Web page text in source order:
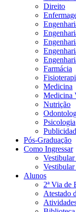
Direito
Farmácia
Medicina
Medicina
Nutrição
Psicologia
Pós-Graduação
Como Ingressar
Alunos
2ª Via de
Atestado